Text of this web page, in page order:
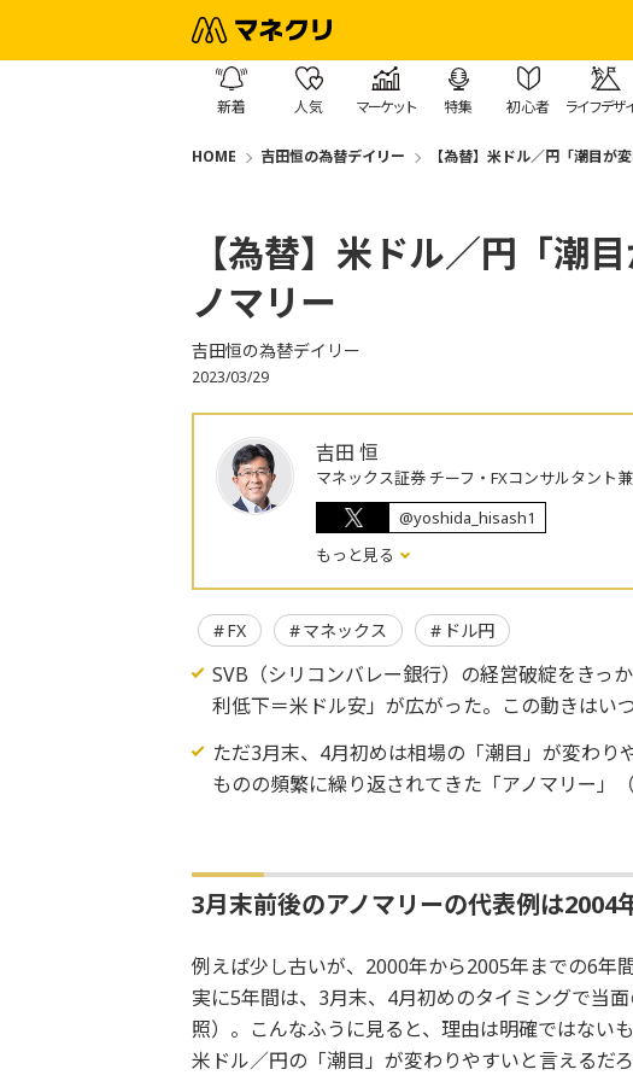
新着 人気 マーケット 特集 初心者 ライフデザ
HOME 吉田恒の為替デイリー 【為替】米ドル／円「潮目が
【為替】米ドル／円「潮
ノマリー
吉田恒の為替デイリー
2023/03/29
吉田 恒
マネックス証券 チーフ・FXコンサルタント
@yoshida_hisash1
もっと見る
FX マネックス ドル円
SVB（シリコンバレー銀行）の経営破綻をきっ
利低下＝米ドル安」が広がった。この動きはい
ただ3月末、4月初めは相場の「潮目」が変わ
ものの頻繁に繰り返されてきた「アノマリー」
3月末前後のアノマリーの代表例は2004
例えば少し古いが、2000年から2005年までの6年
実に5年間は、3月末、4月初めのタイミングで当
照）。こんなふうに見ると、理由は明確ではない
米ドル／円の「潮目」が変わりやすいと言えるだろ